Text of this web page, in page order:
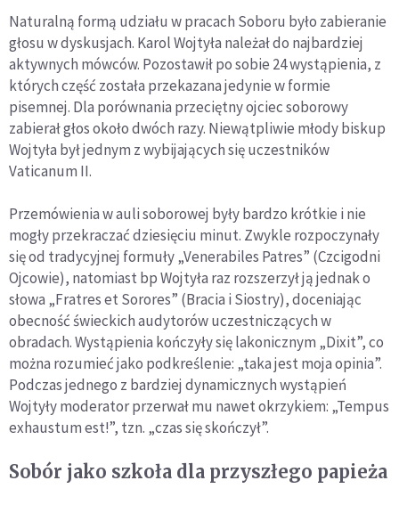
Naturalną formą udziału w pracach Soboru było zabieranie
głosu w dyskusjach. Karol Wojtyła należał do najbardziej
aktywnych mówców. Pozostawił po sobie 24 wystąpienia, z
których część została przekazana jedynie w formie
pisemnej. Dla porównania przeciętny ojciec soborowy
zabierał głos około dwóch razy. Niewątpliwie młody biskup
Wojtyła był jednym z wybijających się uczestników
Vaticanum II.
Przemówienia w auli soborowej były bardzo krótkie i nie
mogły przekraczać dziesięciu minut. Zwykle rozpoczynały
się od tradycyjnej formuły „Venerabiles Patres” (Czcigodni
Ojcowie), natomiast bp Wojtyła raz rozszerzył ją jednak o
słowa „Fratres et Sorores” (Bracia i Siostry), doceniając
obecność świeckich audytorów uczestniczących w
obradach. Wystąpienia kończyły się lakonicznym „Dixit”, co
można rozumieć jako podkreślenie: „taka jest moja opinia”.
Podczas jednego z bardziej dynamicznych wystąpień
Wojtyły moderator przerwał mu nawet okrzykiem: „Tempus
exhaustum est!”, tzn. „czas się skończył”.
Sobór jako szkoła dla przyszłego papieża